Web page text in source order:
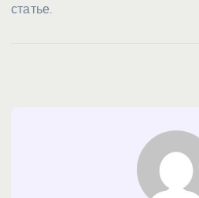
статье.